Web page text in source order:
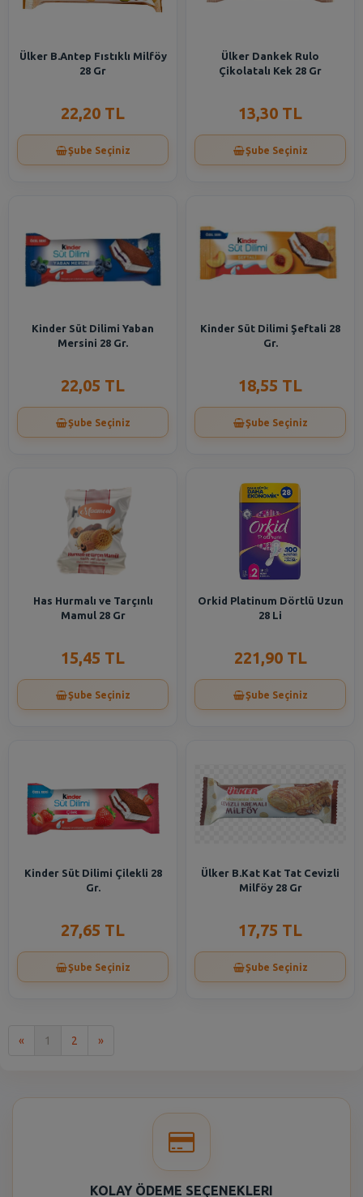
Ülker B.Antep Fıstıklı Milföy
28 Gr
22,20 TL
Şube Seçiniz
Ülker Dankek Rulo
Çikolatalı Kek 28 Gr
13,30 TL
Şube Seçiniz
Kinder Süt Dilimi Yaban
Mersini 28 Gr.
22,05 TL
Şube Seçiniz
Kinder Süt Dilimi Şeftali 28
Gr.
18,55 TL
Şube Seçiniz
Has Hurmalı ve Tarçınlı
Mamul 28 Gr
15,45 TL
Şube Seçiniz
Orkid Platinum Dörtlü Uzun
28 Li
221,90 TL
Şube Seçiniz
Kinder Süt Dilimi Çilekli 28
Gr.
27,65 TL
Şube Seçiniz
Ülker B.Kat Kat Tat Cevizli
Milföy 28 Gr
17,75 TL
Şube Seçiniz
« 1 2 »Son
KOLAY ÖDEME SEÇENEKLERI